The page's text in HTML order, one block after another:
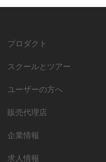
プロダクト
スクールとツアー
ユーザーの方へ
販売代理店
企業情報
求人情報